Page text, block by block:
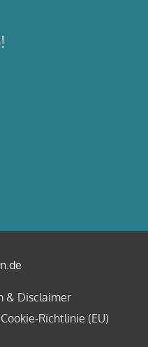
.de
& Disclaimer
Cookie-Richtlinie (EU)